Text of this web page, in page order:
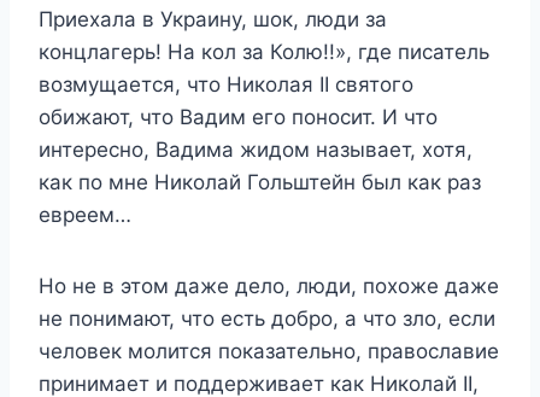
Приехала в Украину, шок, люди за
концлагерь! На кол за Колю!!», где писатель
возмущается, что Николая II святого
обижают, что Вадим его поносит. И что
интересно, Вадима жидом называет, хотя,
как по мне Николай Гольштейн был как раз
евреем…
Но не в этом даже дело, люди, похоже даже
не понимают, что есть добро, а что зло, если
человек молится показательно, православие
принимает и поддерживает как Николай II,